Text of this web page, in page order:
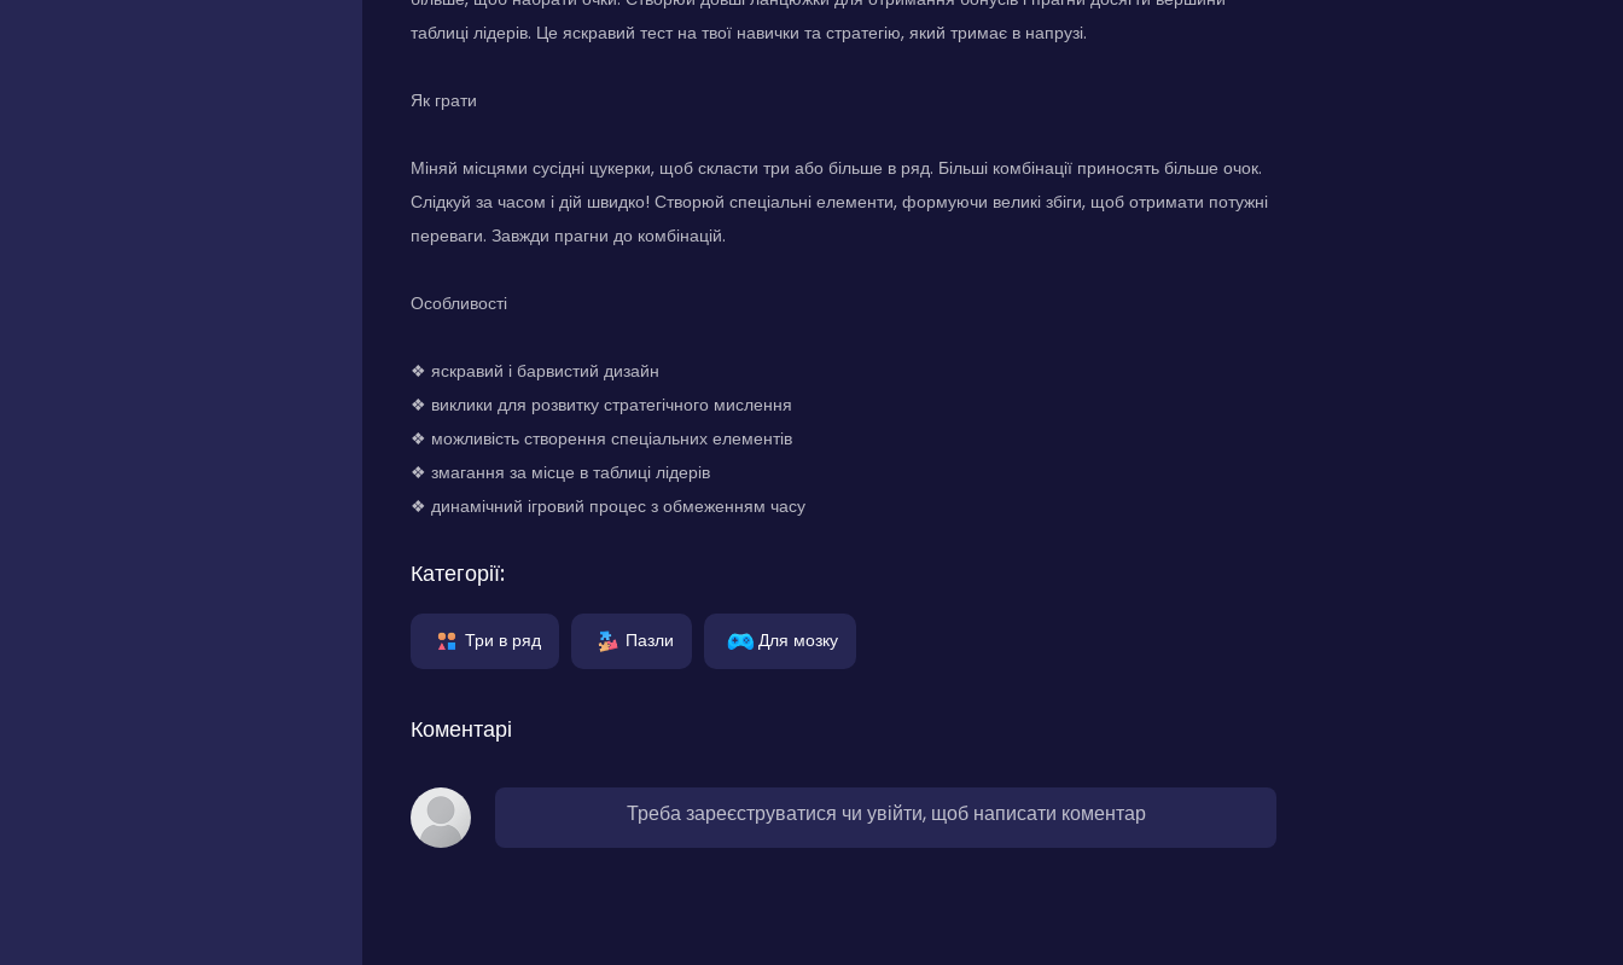
таблиці лідерів. Це яскравий тест на твої навички та стратегію, який тримає в напрузі.
Як грати
Міняй місцями сусідні цукерки, щоб скласти три або більше в ряд. Більші комбінації приносять більше очок.
Слідкуй за часом і дій швидко! Створюй спеціальні елементи, формуючи великі збіги, щоб отримати потужні
переваги. Завжди прагни до комбінацій.
Особливості
❖ яскравий і барвистий дизайн
❖ виклики для розвитку стратегічного мислення
❖ можливість створення спеціальних елементів
❖ змагання за місце в таблиці лідерів
❖ динамічний ігровий процес з обмеженням часу
Категорії:
Три в ряд Пазли Для мозку
Коментарі
Треба зареєструватися чи увійти, щоб написати коментар